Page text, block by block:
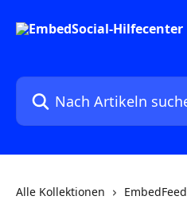
Nach Artikeln suchen …
Alle Kollektionen
EmbedFeed